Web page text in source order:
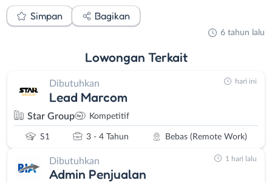
Simpan Bagikan
6 tahun lalu
Lowongan Terkait
Dibutuhkan
Lead Marcom
Star Group Kompetitif
S1 3 - 4 Tahun Bebas (Remote Work)
hari ini
Dibutuhkan
Admin Penjualan
1 hari lalu